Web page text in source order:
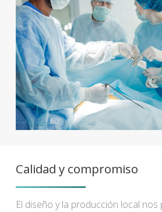
Calidad y compromiso
El diseño y la producción local nos